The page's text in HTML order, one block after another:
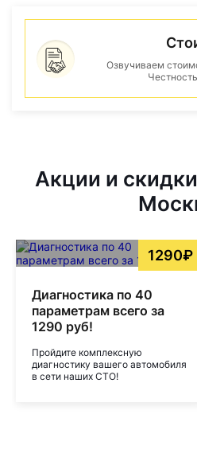
Озвучиваем
Акции и
1290₽
Диагностика по 40
параметрам всего за
1290 руб!
Пройдите комплексную
диагностику вашего автомобиля
в сети наших СТО!